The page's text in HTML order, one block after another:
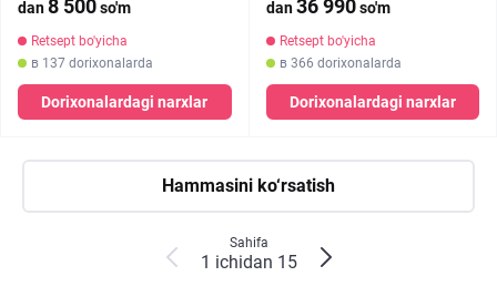
dan8 500so'm
Retsept bo'yicha
в 137 dorixonalarda
Dorixonalardagi narxlar
dan36 990so'm
Retsept bo'yicha
в 366 dorixonalarda
Dorixonalardagi narxlar
Hammasini ko‘rsatish
Sahifa
1 ichidan 15